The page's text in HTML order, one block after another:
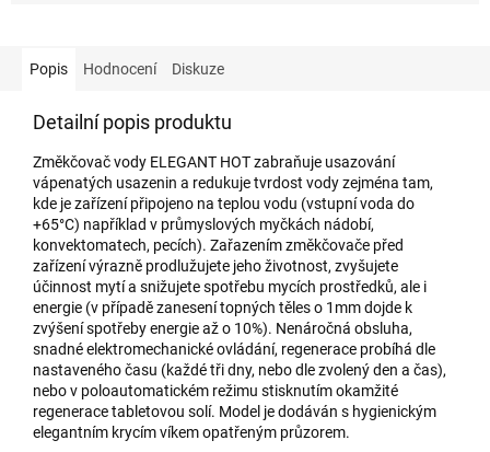
Popis Hodnocení Diskuze
Detailní popis produktu
Změkčovač vody ELEGANT HOT zabraňuje usazování
vápenatých usazenin a redukuje tvrdost vody zejména tam,
kde je zařízení připojeno na teplou vodu (vstupní voda do
+65°C) například v průmyslových myčkách nádobí,
konvektomatech, pecích). Zařazením změkčovače před
zařízení výrazně prodlužujete jeho životnost, zvyšujete
účinnost mytí a snižujete spotřebu mycích prostředků, ale i
energie (v případě zanesení topných těles o 1mm dojde k
zvýšení spotřeby energie až o 10%). Nenáročná obsluha,
snadné elektromechanické ovládání, regenerace probíhá dle
nastaveného času (každé tři dny, nebo dle zvolený den a čas),
nebo v poloautomatickém režimu stisknutím okamžité
regenerace tabletovou solí. Model je dodáván s hygienickým
elegantním krycím víkem opatřeným průzorem.